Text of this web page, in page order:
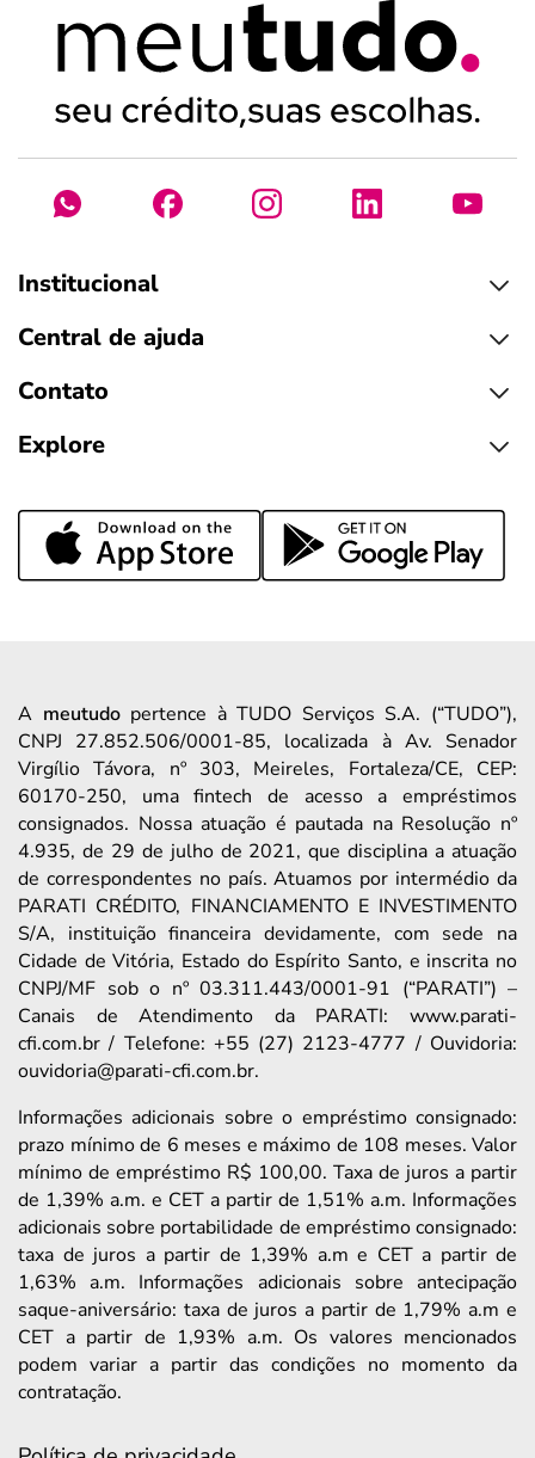
Institucional
Central de ajuda
Contato
Explore
A meutudopertence à TUDO Serviços S.A. (“TUDO”),
CNPJ 27.852.506/0001-85, localizada à Av. Senador
Virgílio Távora, nº 303, Meireles, Fortaleza/CE, CEP:
60170-250, uma fintech de acesso a empréstimos
consignados. Nossa atuação é pautada na Resolução nº
4.935, de 29 de julho de 2021, que disciplina a atuação
de correspondentes no país. Atuamos por intermédio da
PARATI CRÉDITO, FINANCIAMENTO E INVESTIMENTO
S/A, instituição financeira devidamente, com sede na
Cidade de Vitória, Estado do Espírito Santo, e inscrita no
CNPJ/MF sob o nº 03.311.443/0001-91 (“PARATI”) –
Canais de Atendimento da PARATI: www.parati-
cfi.com.br / Telefone: +55 (27) 2123-4777 / Ouvidoria:
ouvidoria@parati-cfi.com.br.
Informações adicionais sobre o empréstimo consignado:
prazo mínimo de 6 meses e máximo de 108 meses. Valor
mínimo de empréstimo R$ 100,00. Taxa de juros a partir
de 1,39% a.m. e CET a partir de 1,51% a.m. Informações
adicionais sobre portabilidade de empréstimo consignado:
taxa de juros a partir de 1,39% a.m e CET a partir de
1,63% a.m. Informações adicionais sobre antecipação
saque-aniversário: taxa de juros a partir de 1,79% a.m e
CET a partir de 1,93% a.m. Os valores mencionados
podem variar a partir das condições no momento da
contratação.